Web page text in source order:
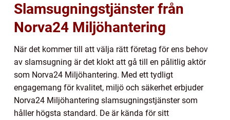
Slamsugningstjänster från
Norva24 Miljöhantering
När det kommer till att välja rätt företag för ens behov
av slamsugning är det klokt att gå till en pålitlig aktör
som Norva24 Miljöhantering. Med ett tydligt
engagemang för kvalitet, miljö och säkerhet erbjuder
Norva24 Miljöhantering slamsugningstjänster som
håller högsta standard. De är kända för sitt